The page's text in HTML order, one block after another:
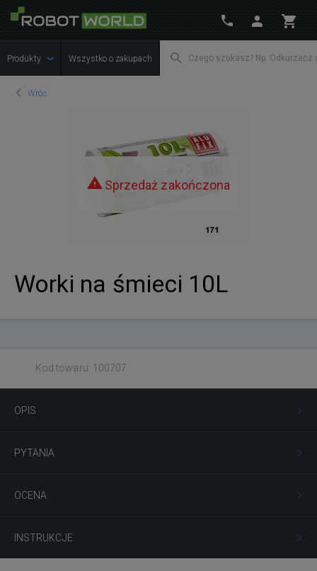
Produkty Wszystko o zakupach
Wróć
Sprzedaż zakończona
Worki na śmieci 10L
Kod towaru: 100707
OPIS
PYTANIA
OCENA
INSTRUKCJE